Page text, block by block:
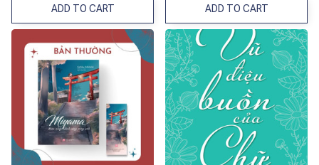
ADD TO CART ADD TO CART